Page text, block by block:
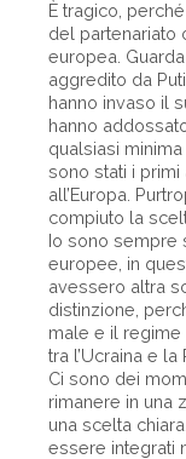
È tragico,
del partenariato
europea.
aggredito da
hanno invaso il
hanno
qualsiasi
sono stati i
all’Europa.
compiuto la
Io sono sempre
europee, in
avessero altra
distinzione,
male e il
tra l’Ucraina e la
Ci sono dei
rimanere in una
una scelta
essere integrati